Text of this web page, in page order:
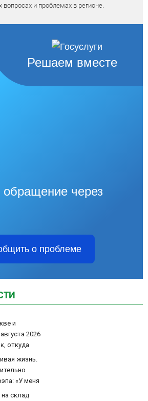
и проблемах в регионе.
Решаем вместе
обращение через
о проблеме
и
2026
откуда
жизнь.
«У меня
это туше»
склад